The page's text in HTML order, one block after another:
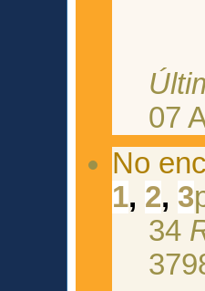
07
No
1, 2, 3
34